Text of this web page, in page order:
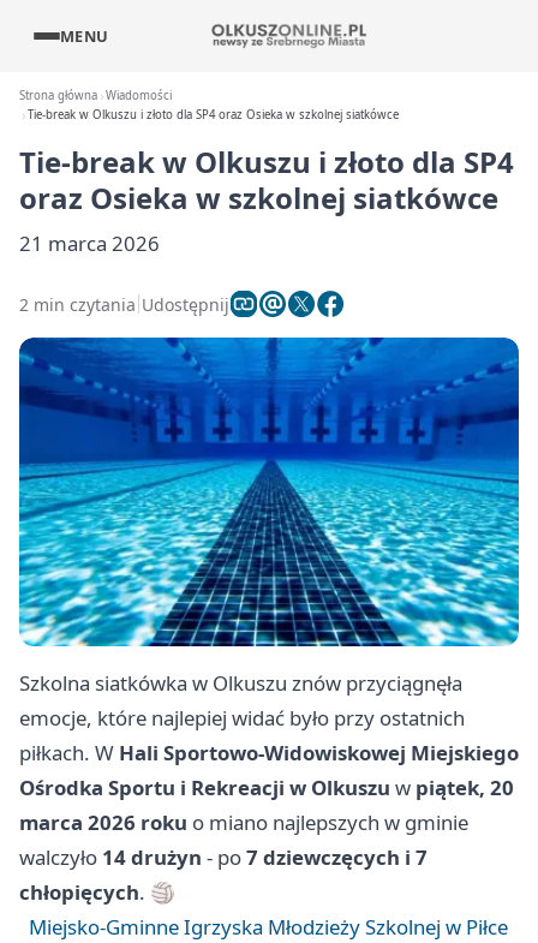
MENU
Strona główna Wiadomości
Tie-break w Olkuszu i złoto dla SP4 oraz Osieka w szkolnej siatkówce
Tie-break w Olkuszu i złoto dla SP4
oraz Osieka w szkolnej siatkówce
21 marca 2026
2 min czytania Udostępnij
Szkolna siatkówka w Olkuszu znów przyciągnęła
emocje, które najlepiej widać było przy ostatnich
piłkach. W Hali Sportowo-Widowiskowej Miejskiego
Ośrodka Sportu i Rekreacji w Olkuszu w piątek, 20
marca 2026 roku o miano najlepszych w gminie
walczyło 14 drużyn - po7 dziewczęcych i 7
chłopięcych. 🏐
Miejsko-Gminne Igrzyska Młodzieży Szkolnej w Piłce